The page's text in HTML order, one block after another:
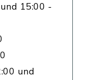
15:00 -
und